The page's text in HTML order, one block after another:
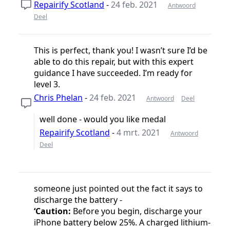
Repairify Scotland -24 feb. 2021
Antwoord
Deel
This is perfect, thank you! I wasn’t sure I’d be
able to do this repair, but with this expert
guidance I have succeeded. I’m ready for
level 3.
Chris Phelan -24 feb. 2021 Antwoord Deel
well done - would you like medal
Repairify Scotland -4 mrt. 2021
Antwoord
Deel
someone just pointed out the fact it says to
discharge the battery -
‘Caution: Before you begin, discharge your
iPhone battery below 25%. A charged lithium-